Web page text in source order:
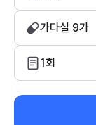
가다실 9가
1회